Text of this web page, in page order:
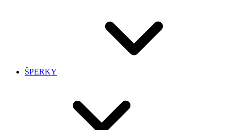
ŠPERKY